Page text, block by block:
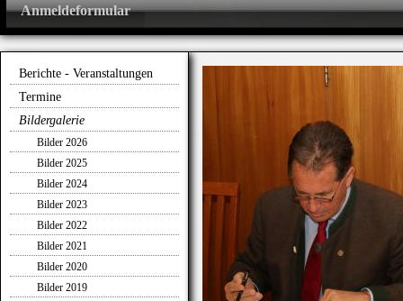
Anmeldeformular
Berichte - Veranstaltungen
Termine
Bildergalerie
Bilder 2026
Bilder 2025
Bilder 2024
Bilder 2023
Bilder 2022
Bilder 2021
Bilder 2020
Bilder 2019